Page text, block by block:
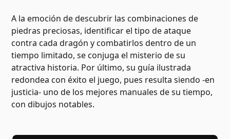
A la emoción de descubrir las combinaciones de
piedras preciosas, identificar el tipo de ataque
contra cada dragón y combatirlos dentro de un
tiempo limitado, se conjuga el misterio de su
atractiva historia. Por último, su guía ilustrada
redondea con éxito el juego, pues resulta siendo -en
justicia- uno de los mejores manuales de su tiempo,
con dibujos notables.